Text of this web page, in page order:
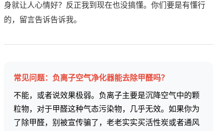
身就让人心情好？反正我到现在也没搞懂。你们要是有懂行
的，留言告诉告诉我。
常见问题：负离子空气净化器能去除甲醛吗？
不能，或者说效果极弱。负离子主要是沉降空气中的颗
粒物，对于甲醛这种气态污染物，几乎无效。如果你为
了除甲醛，别被宣传骗了，老老实实买活性炭或者通风